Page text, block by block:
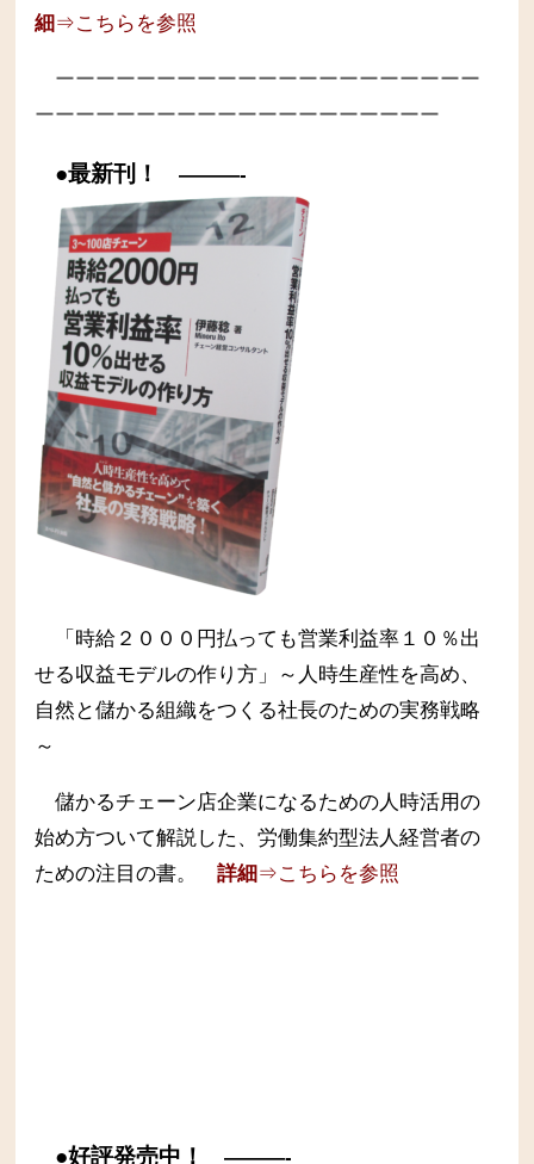
細⇒こちらを参照
ーーーーーーーーーーーーーーーーーーーーー
ーーーーーーーーーーーーーーーーーーーー
●最新刊！ ———-
「時給２０００円払っても営業利益率１０％出
せる収益モデルの作り方」～人時生産性を高め、
自然と儲かる組織をつくる社長のための実務戦略
～
儲かるチェーン店企業になるための人時活用の
始め方ついて解説した、労働集約型法人経営者の
ための注目の書。
詳細⇒こちらを参照
●好評発売中！ ———-